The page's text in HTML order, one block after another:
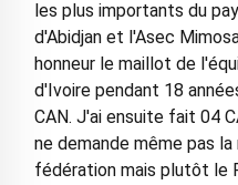
les plus importants du
d'Abidjan et l'Asec
honneur le maillot de
d'Ivoire pendant 18
CAN. J'ai ensuite fait 04
ne demande même pas
fédération mais plutôt le